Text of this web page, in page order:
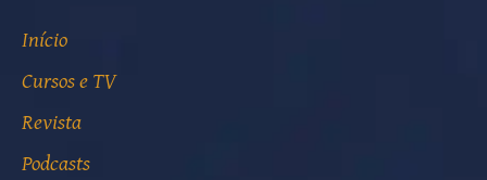
Início
Cursos e TV
Revista
Podcasts